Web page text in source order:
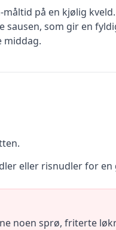
på en kjølig
som gir en
middag.
eller risnudler for
noen sprø, friterte